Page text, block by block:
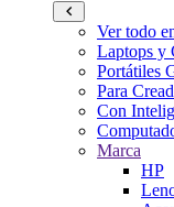
Ver todo
Laptops y
Portátiles
Para
Con
Marca
HP